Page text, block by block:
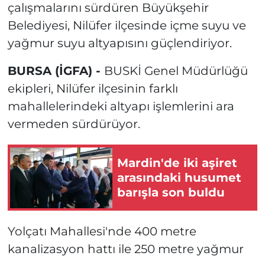
çalışmalarını sürdüren Büyükşehir
Belediyesi, Nilüfer ilçesinde içme suyu ve
yağmur suyu altyapısını güçlendiriyor.
BURSA (İGFA) - BUSKİ Genel Müdürlüğü
ekipleri, Nilüfer ilçesinin farklı
mahallelerindeki altyapı işlemlerini ara
vermeden sürdürüyor.
Mardin'de iki aşiret
arasındaki husumet
barışla son buldu
Yolçatı Mahallesi'nde 400 metre
kanalizasyon hattı ile 250 metre yağmur